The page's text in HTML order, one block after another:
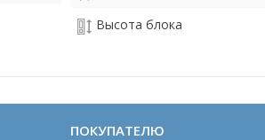
Высота блока
ПОКУПАТЕЛЮ